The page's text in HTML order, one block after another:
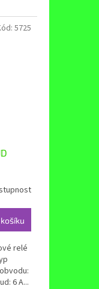
relé
6 A...
5725